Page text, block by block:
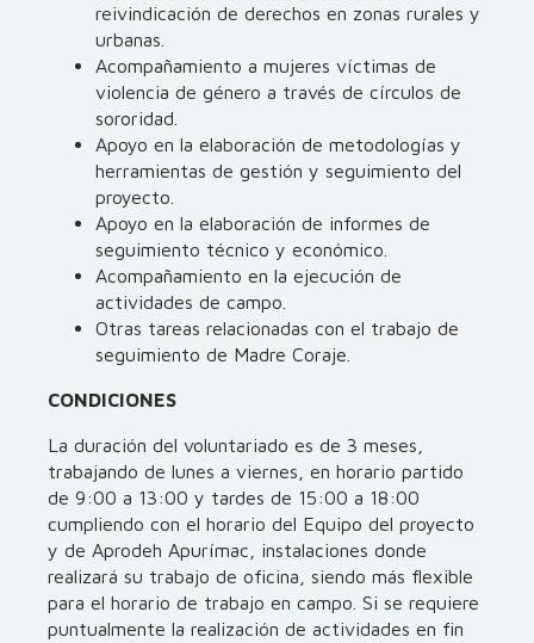
reivindicación de derechos en zonas rurales y
urbanas.
Acompañamiento a mujeres víctimas de
violencia de género a través de círculos de
sororidad.
Apoyo en la elaboración de metodologías y
herramientas de gestión y seguimiento del
proyecto.
Apoyo en la elaboración de informes de
seguimiento técnico y económico.
Acompañamiento en la ejecución de
actividades de campo.
Otras tareas relacionadas con el trabajo de
seguimiento de Madre Coraje.
CONDICIONES
La duración del voluntariado es de 3 meses,
trabajando de lunes a viernes, en horario partido
de 9:00 a 13:00 y tardes de 15:00 a 18:00
cumpliendo con el horario del Equipo del proyecto
y de Aprodeh Apurímac, instalaciones donde
realizará su trabajo de oficina, siendo más flexible
para el horario de trabajo en campo. Si se requiere
puntualmente la realización de actividades en fin